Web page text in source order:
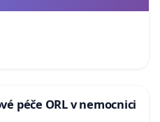
péče ORL v nemocnici